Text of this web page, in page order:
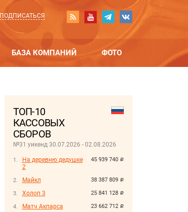
ПОДПИСАТЬСЯ
БАЗА КОМПАНИЙ ФОТО
ТОП-10
КАССОВЫХ
СБОРОВ
№31 уикенд 30.07.2026 - 02.08.2026
45 939 740 руб.
На деревню дедушке
2
38 387 809 руб.
Майкл
25 841 128 руб.
Холоп 3
23 662 712 руб.
Матч Акпарса